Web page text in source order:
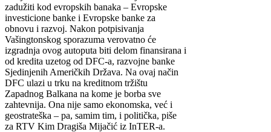
zadužiti kod evropskih banaka – Evropske
investicione banke i Evropske banke za
obnovu i razvoj. Nakon potpisivanja
Vašingtonskog sporazuma verovatno će
izgradnja ovog autoputa biti delom finansirana i
od kredita uzetog od DFC-a, razvojne banke
Sjedinjenih Američkih Država. Na ovaj način
DFC ulazi u trku na kreditnom tržištu
Zapadnog Balkana na kome je borba sve
zahtevnija. Ona nije samo ekonomska, već i
geostrateška – pa, samim tim, i politička, piše
za RTV Kim Dragiša Mijačić iz InTER-a.